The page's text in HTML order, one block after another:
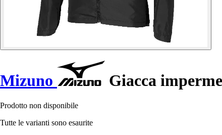
Mizuno Giacca
Prodotto non disponibile
Tutte le varianti sono esaurite